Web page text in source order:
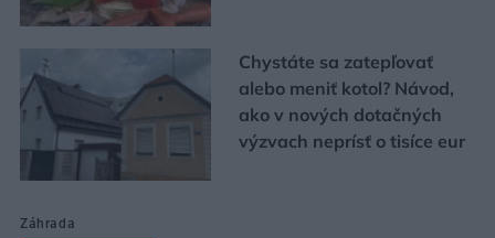
Chystáte sa zatepľovať
alebo meniť kotol? Návod,
ako v nových dotačných
výzvach neprísť o tisíce eur
Záhrada